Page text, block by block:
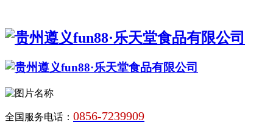
全国服务电话： 0856-7239909